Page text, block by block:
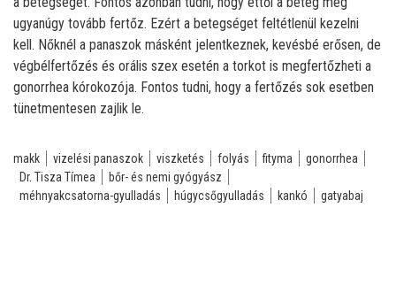
ugyanúgy tovább fertőz. Ezért a betegséget feltétlenül kezelni
kell. Nőknél a panaszok másként jelentkeznek, kevésbé erősen, de
végbélfertőzés és orális szex esetén a torkot is megfertőzheti a
gonorrhea kórokozója. Fontos tudni, hogy a fertőzés sok esetben
tünetmentesen zajlik le.
makk vizelési panaszok viszketés folyás fityma
gonorrhea
Dr. Tisza Tímea
bőr- és nemi gyógyász
méhnyakcsatorna-gyulladás
húgycsőgyulladás kankó gatyabaj